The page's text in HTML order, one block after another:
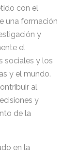
con el
una formación
y
el
sociales y los
y el mundo.
al
y
de la
en la